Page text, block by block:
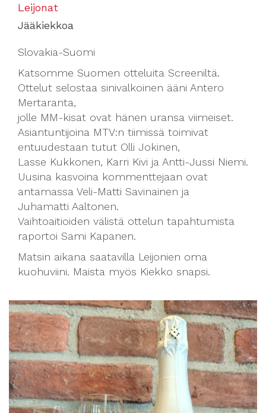
Leijonat
Jääkiekkoa
Slovakia-Suomi
Katsomme Suomen otteluita Screeniltä.
Ottelut selostaa sinivalkoinen ääni Antero
Mertaranta,
jolle MM-kisat ovat hänen uransa viimeiset.
Asiantuntijoina MTV:n tiimissä toimivat
entuudestaan tutut Olli Jokinen,
Lasse Kukkonen, Karri Kivi ja Antti-Jussi Niemi.
Uusina kasvoina kommenttejaan ovat
antamassa Veli-Matti Savinainen ja
Juhamatti Aaltonen.
Vaihtoaitioiden välistä ottelun tapahtumista
raportoi Sami Kapanen.
Matsin aikana saatavilla Leijonien oma
kuohuviini. Maista myös Kiekko snapsi.